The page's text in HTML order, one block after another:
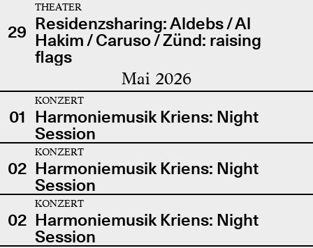
29
THEATER
Residenzsharing: Aldebs / Al
Hakim / Caruso / Zünd: raising
flags
Mai 2026
01
KONZERT
Harmoniemusik Kriens: Night
Session
02
KONZERT
Harmoniemusik Kriens: Night
Session
02
KONZERT
Harmoniemusik Kriens: Night
Session